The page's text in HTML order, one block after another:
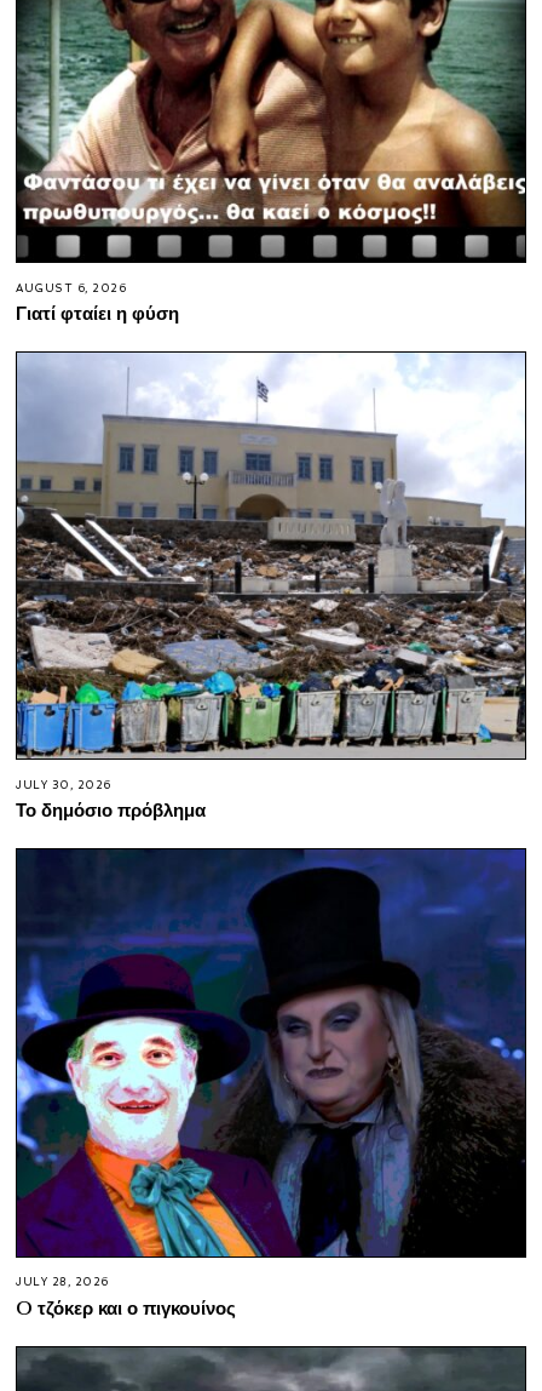
AUGUST 6, 2026
Γιατί φταίει η φύση
JULY 30, 2026
Το δημόσιο πρόβλημα
JULY 28, 2026
O τζόκερ και ο πιγκουίνος